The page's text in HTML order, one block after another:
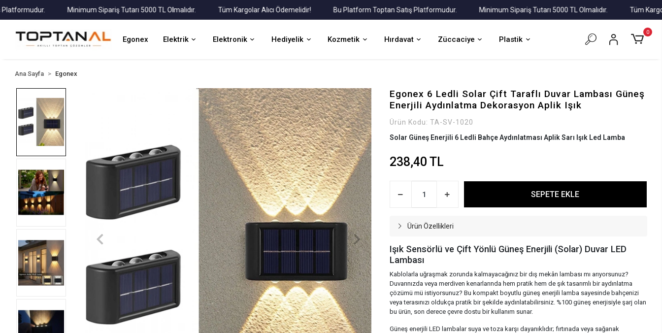
Minimum Sipariş Tutarı 5000 TL Olmalıdır. Tüm Kargolar Alıcı Ödemelidir! Bu Platform Toptan Satış Platformudur. Minimum Sipariş Tutarı 5000 TL Olmalıdır. Tüm Kargolar
Egonex Elektrik Elektronik Hediyelik Kozmetik Hırdavat Züccaciye Plastik
0
Ana Sayfa Egonex
Egonex 6 Ledli Solar Çift Taraflı Duvar Lambası Güneş
Enerjili Aydınlatma Dekorasyon Aplik Işık
Ürün Kodu: TA-SV-1020
Solar Güneş Enerjili 6 Ledli Bahçe Aydınlatması Aplik Sarı Işık Led Lamba
238,40 TL
SEPETE EKLE
Ürün Özellikleri
Işık Sensörlü ve Çift Yönlü Güneş Enerjili (Solar) Duvar LED
Lambası
Kablolarla uğraşmak zorunda kalmayacağınız bir dış mekân lambası mı arıyorsunuz?
Duvarınızda veya merdiven kenarlarında hem pratik hem de şık tasarımlı bir aydınlatma
çözümü mü istiyorsunuz? Bu kompakt boyutlu güneş enerjili lamba sayesinde bahçenizi
veya terasınızı oldukça pratik bir şekilde aydınlatabilirsiniz. %100 güneş enerjisiyle şarj olan
bu ürün, son derece çevre dostu bir kullanım sunar.
Güneş enerjili LED lambalar suya ve toza karşı dayanıklıdır; fırtınada veya sağanak